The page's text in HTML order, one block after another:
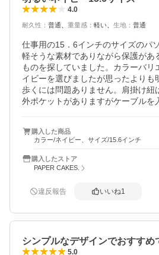
4.0
耐久性 ： 普通 重量感 ： 軽い 生地 ： 普通
仕事用の15．6インチのサイズのパ
軽そうな素材でありながら保護があ
ものを探していました。カラーバリ
イビーを選びましたが思ったよりも
歩くには問題ありません。肩掛け紐
外ポケットがありますがケーブルを
購入した商品
カラー/ネイビー、サイズ/15.6インチ
購入したストア
PAPER CAKES.
違反報告 いいね1
シンプルなデザインでおすす
5.0